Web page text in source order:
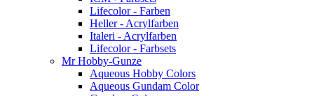
Lifecolor - Farben
Heller - Acrylfarben
Italeri - Acrylfarben
Lifecolor - Farbsets
Mr Hobby-Gunze
Aqueous Hobby Colors
Aqueous Gundam Color